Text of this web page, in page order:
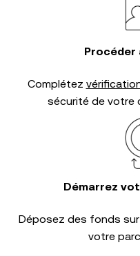
Procéder
Complétez
sécurité de votre
Démarrez
Déposez des fonds
votre